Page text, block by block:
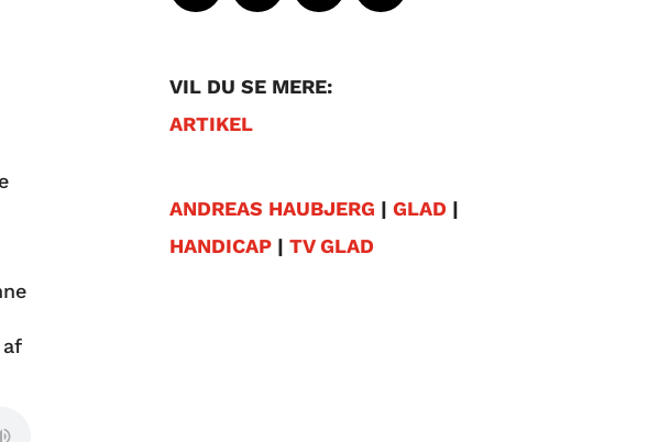
VIL DU SE MERE:
ARTIKEL
ANDREAS HAUBJERG | GLAD |
HANDICAP| TV GLAD